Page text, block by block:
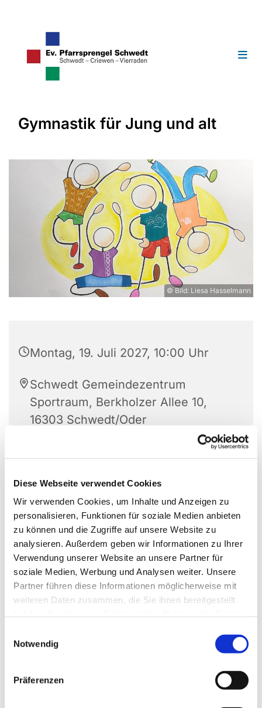
Diese Webseite verwendet Cookies
Wir verwenden Cookies, um Inhalte und Anzeigen zu
personalisieren, Funktionen für soziale Medien anbieten
zu können und die Zugriffe auf unsere Website zu
analysieren. Außerdem geben wir Informationen zu Ihrer
Verwendung unserer Website an unsere Partner für
soziale Medien, Werbung und Analysen weiter. Unsere
Partner führen diese Informationen möglicherweise mit
weiteren Daten zusammen, die Sie ihnen bereitgestellt
Notwendig
Präferenzen
Gymnastik für Jung und alt
© Bild: Liesa Hasselmann
Montag, 19. Juli 2027, 10:00 Uhr
Schwedt Gemeindezentrum
Sportraum, Berkholzer Allee 10,
16303 Schwedt/Oder